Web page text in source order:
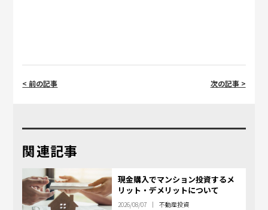
< 前の記事 次の記事 >
関連記事
現金購入でマンション投資するメ
リット・デメリットについて
2026/08/07 不動産投資